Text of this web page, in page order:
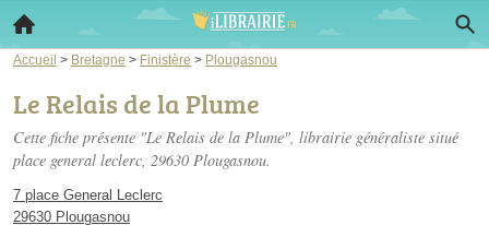
Accueil > Bretagne > Finistère > Plougasnou
Le Relais de la Plume
Cette fiche présente "Le Relais de la Plume", librairie généraliste situé
place general leclerc, 29630 Plougasnou.
7 place General Leclerc
29630 Plougasnou